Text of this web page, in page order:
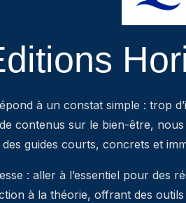
à un constat simple : trop
contenus sur le bien-être,
des guides courts, concrets et
: aller à l’essentiel pour des
à la théorie, offrant des